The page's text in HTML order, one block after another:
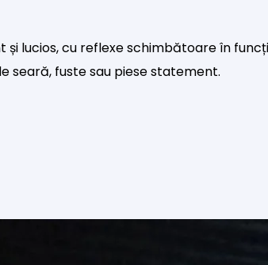
lucios, cu reflexe schimbătoare în
seară, fuste sau piese statement.